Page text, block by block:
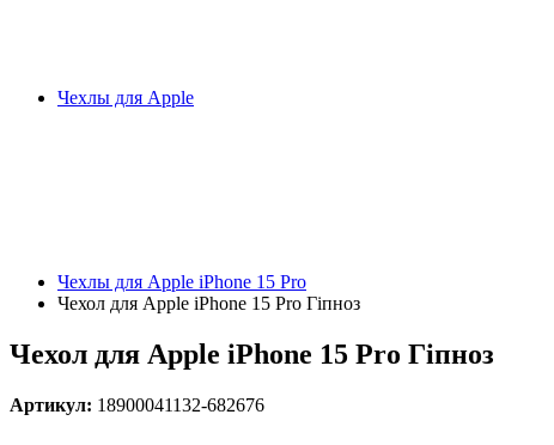
Чехлы для Apple
Чехлы для Apple iPhone 15 Pro
Чехол для Apple iPhone 15 Pro Гіпноз
Чехол для Apple iPhone 15 Pro Гіпноз
Артикул: 18900041132-682676